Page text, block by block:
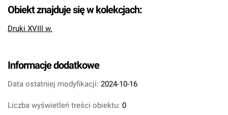
Obiekt znajduje się w kolekcjach:
Druki XVIII w.
Informacje dodatkowe
Data ostatniej modyfikacji: 2024-10-16
Liczba wyświetleń treści obiektu: 0